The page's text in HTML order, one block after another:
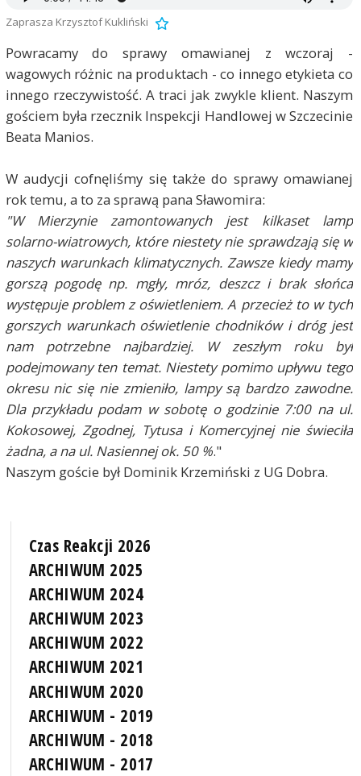
Zaprasza Krzysztof Kukliński
Powracamy do sprawy omawianej z wczoraj -
wagowych różnic na produktach - co innego etykieta co
innego rzeczywistość. A traci jak zwykle klient. Naszym
gościem była rzecznik Inspekcji Handlowej w Szczecinie
Beata Manios.
W audycji cofnęliśmy się także do sprawy omawianej
rok temu, a to za sprawą pana Sławomira:
"W Mierzynie zamontowanych jest kilkaset lamp
solarno-wiatrowych, które niestety nie sprawdzają się w
naszych warunkach klimatycznych. Zawsze kiedy mamy
gorszą pogodę np. mgły, mróz, deszcz i brak słońca
występuje problem z oświetleniem. A przecież to w tych
gorszych warunkach oświetlenie chodników i dróg jest
nam potrzebne najbardziej. W zeszłym roku był
podejmowany ten temat. Niestety pomimo upływu tego
okresu nic się nie zmieniło, lampy są bardzo zawodne.
Dla przykładu podam w sobotę o godzinie 7:00 na ul.
Kokosowej, Zgodnej, Tytusa i Komercyjnej nie świeciła
żadna, a na ul. Nasiennej ok. 50 %."
Naszym goście był Dominik Krzemiński z UG Dobra.
Czas Reakcji 2026
ARCHIWUM 2025
ARCHIWUM 2024
ARCHIWUM 2023
ARCHIWUM 2022
ARCHIWUM 2021
ARCHIWUM 2020
ARCHIWUM - 2019
ARCHIWUM - 2018
ARCHIWUM - 2017